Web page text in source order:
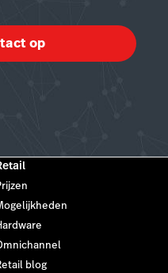
op
blog